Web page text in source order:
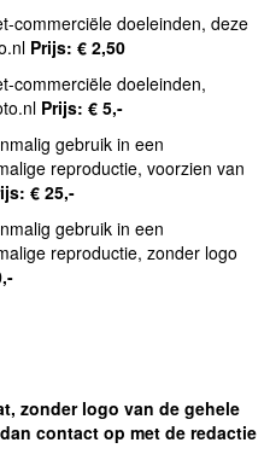
commerciële doeleinden, deze
Prijs: € 2,50
commerciële doeleinden,
Prijs: € 5,-
gebruik in een
reproductie, voorzien van
€ 25,-
gebruik in een
reproductie, zonder logo
zonder logo van de gehele
contact op met de redactie